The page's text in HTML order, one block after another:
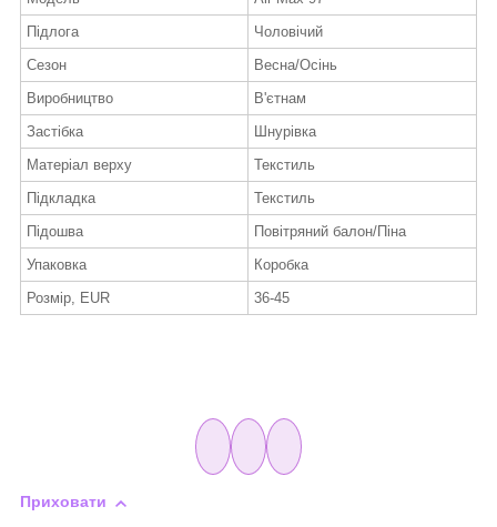
Підлога
Чоловічий
Сезон
Весна/Осінь
Виробництво
В'єтнам
Застібка
Шнурівка
Матеріал верху
Текстиль
Підкладка
Текстиль
Підошва
Повітряний балон/Піна
Упаковка
Коробка
Розмір, EUR
36-45
Приховати